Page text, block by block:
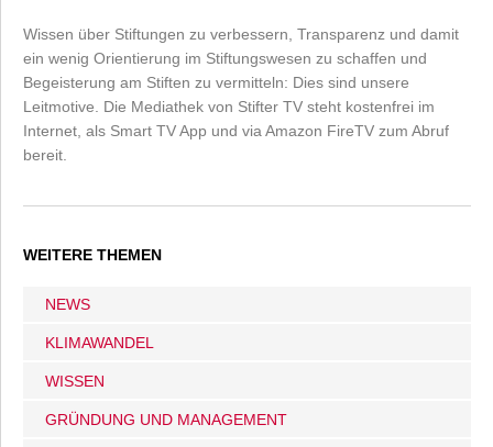
Wissen über Stiftungen zu verbessern, Transparenz und damit
ein wenig Orientierung im Stiftungswesen zu schaffen und
Begeisterung am Stiften zu vermitteln: Dies sind unsere
Leitmotive. Die Mediathek von Stifter TV steht kostenfrei im
Internet, als Smart TV App und via Amazon FireTV zum Abruf
bereit.
WEITERE THEMEN
NEWS
KLIMAWANDEL
WISSEN
GRÜNDUNG UND MANAGEMENT